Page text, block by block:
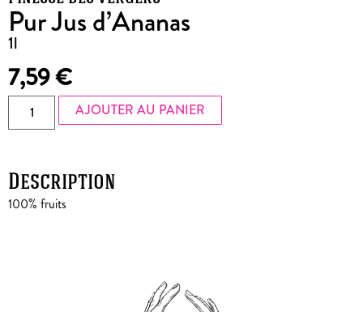
Pur Jus d’Ananas
1l
7,59€
AJOUTER AU PANIER
Description
100% fruits